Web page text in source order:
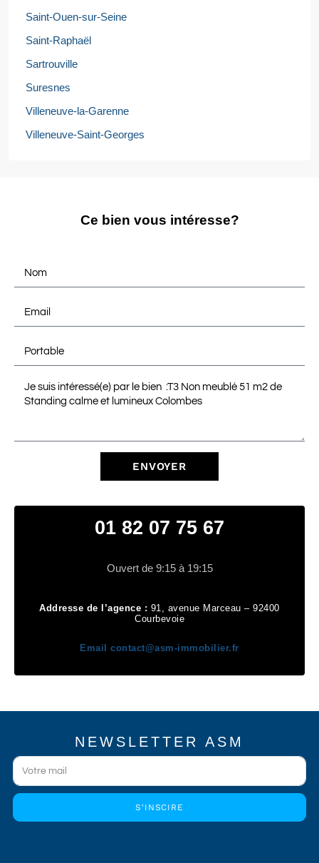
Saint-Ouen-sur-Seine
Saint-Raphaël
Sartrouville
Suresnes
Villeneuve-la-Garenne
Villeneuve-Saint-Georges
Ce bien vous intéresse?
ENVOYER
01 82 07 75 67
Ouvert de 9:15 à 19:15
Addresse de l’agence : 91, avenue Marceau – 92400
Courbevoie
Emailcontact@asm-immobilier.fr
NEWSLETTER ASM
S'INSCIRE